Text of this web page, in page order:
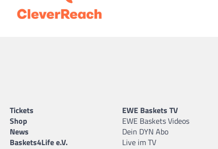
Tickets
Shop
News
Baskets4Life e.V.
EWE Baskets TV
EWE Baskets Videos
Dein DYN Abo
Live im TV